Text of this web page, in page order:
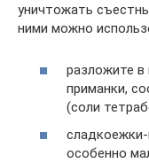
уничтожать
ними можно
разложите в
приманки,
(соли
особенно